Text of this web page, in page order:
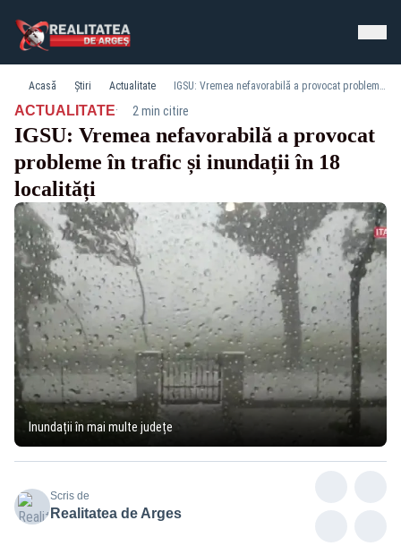
Acasă Știri Actualitate IGSU: Vremea nefavorabilă a provocat probleme în trafic și inundații în 18 localități
ACTUALITATE· 2 min citire
IGSU: Vremea nefavorabilă a provocat
probleme în trafic și inundații în 18
localități
Inundații în mai multe județe
Scris de
Realitatea de Arges